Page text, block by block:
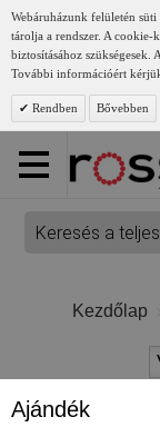
Webáruházunk felületén
tárolja a rendszer. A cookie-
biztosításához szükségesek.
További információért
Rendben Bővebben
Kezdőlap
Ajándék